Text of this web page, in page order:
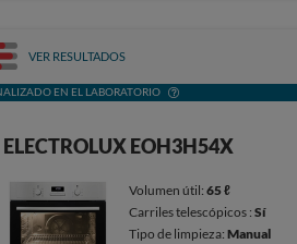
Guía de compra de Hornos
VER RESULTADOS
EN EL LABORATORIO
ELECTROLUX EOH3H54X
Volumen útil: 65 ℓ
Carriles telescópicos : Sí
Tipo de limpieza: Manual